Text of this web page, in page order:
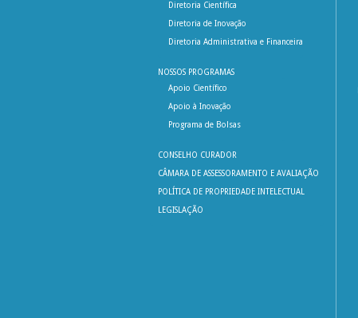
Diretoria Científica
Diretoria de Inovação
Diretoria Administrativa e Financeira
NOSSOS PROGRAMAS
Apoio Científico
Apoio à Inovação
Programa de Bolsas
CONSELHO CURADOR
CÂMARA DE ASSESSORAMENTO E AVALIAÇÃO
POLÍTICA DE PROPRIEDADE INTELECTUAL
LEGISLAÇÃO